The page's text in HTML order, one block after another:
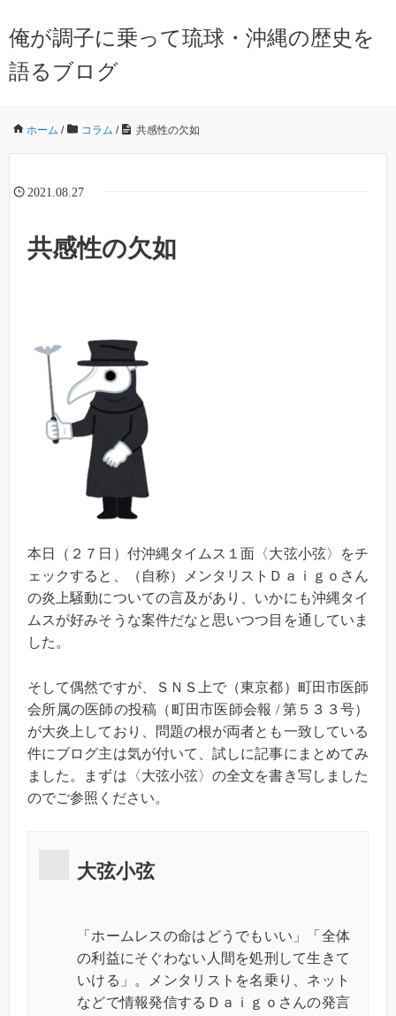
俺が調子に乗って琉球・沖縄の歴史を
語るブログ
ホーム / コラム / 共感性の欠如
2021.08.27
共感性の欠如
本日（２７日）付沖縄タイムス１面〈大弦小弦〉をチ
ェックすると、（自称）メンタリストＤａｉｇｏさん
の炎上騒動についての言及があり、いかにも沖縄タイ
ムスが好みそうな案件だなと思いつつ目を通していま
した。
そして偶然ですが、ＳＮＳ上で（東京都）町田市医師
会所属の医師の投稿（町田市医師会報 / 第５３３号）
が大炎上しており、問題の根が両者とも一致している
件にブログ主は気が付いて、試しに記事にまとめてみ
ました。まずは〈大弦小弦〉の全文を書き写しました
のでご参照ください。
大弦小弦
「ホームレスの命はどうでもいい」「全体
の利益にそぐわない人間を処刑して生きて
いける」。メンタリストを名乗り、ネット
などで情報発信するＤａｉｇｏさんの発言